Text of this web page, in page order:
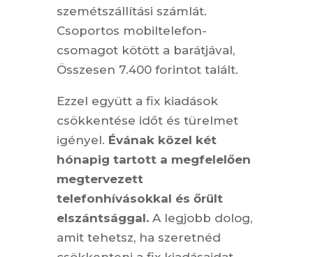
szemétszállítási számlát.
Csoportos mobiltelefon-
csomagot kötött a barátjával,
Összesen 7.400 forintot talált.
Ezzel együtt a fix kiadások
csökkentése időt és türelmet
igényel. Évának közel két
hónapig tartott a megfelelően
megtervezett
telefonhívásokkal és őrült
elszántsággal.A legjobb dolog,
amit tehetsz, ha szeretnéd